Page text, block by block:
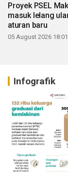
Proyek PSEL
masuk lelang
aturan baru
05 August 2026
Infografik